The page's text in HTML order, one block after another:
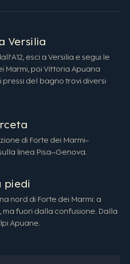
Versilia
esci a Versilia e segui le
Marmi, poi Vittoria Apuana
pressi del bagno trovi diversi
di Forte dei Marmi-
linea Pisa–Genova.
piedi
nord di Forte dei Marmi: a
ma fuori dalla confusione. Dalla
Apuane.